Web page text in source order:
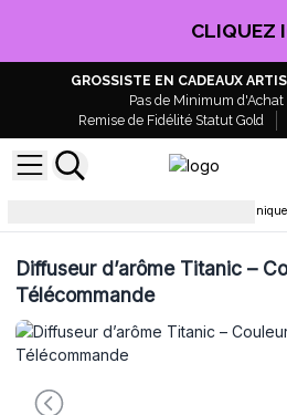
CLIQUEZ
GROSSISTE EN CADEAUX
Pas de Minimum d'Achat
Remise de Fidélité Statut Gold
Diffuseur Huile Essentielle Ultrasonique
Diffuseur d’arôme Titanic –
Télécommande